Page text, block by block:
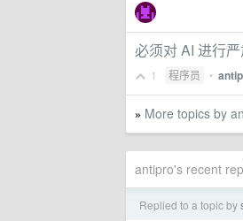
必须对 AI 进行
1 程序员 •
» More topics by
antipro's recent
Replied to a topic by